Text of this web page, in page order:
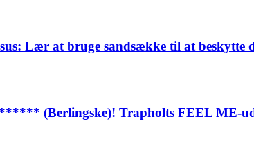
Lær at bruge sandsække til at beskytte
(Berlingske)! Trapholts FEEL ME-